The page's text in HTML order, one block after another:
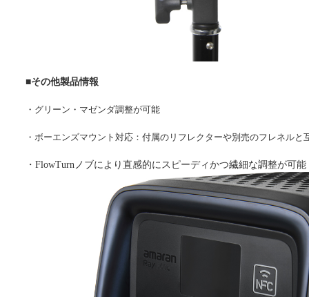
■その他製品情報
・グリーン・マゼンダ調整が可能
・ボーエンズマウント対応：付属のリフレクターや別売のフレネルと
・FlowTurnノブにより直感的にスピーディかつ繊細な調整が可能